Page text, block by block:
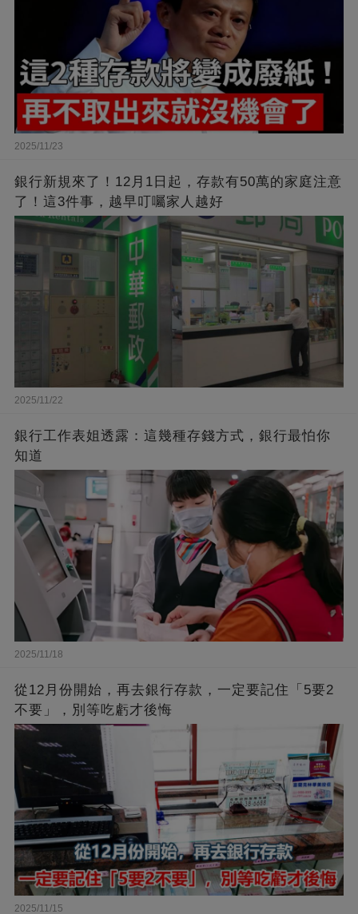
2025/11/23
銀行新規來了！12月1日起，存款有50萬的家庭注意
了！這3件事，越早叮囑家人越好
2025/11/22
銀行工作表姐透露：這幾種存錢方式，銀行最怕你
知道
2025/11/18
從12月份開始，再去銀行存款，一定要記住「5要2
不要」，別等吃虧才後悔
2025/11/15